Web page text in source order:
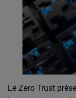
Le Zero Trust